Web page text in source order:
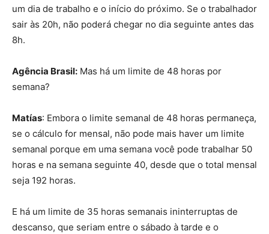
um dia de trabalho e o início do próximo. Se o trabalhador
sair às 20h, não poderá chegar no dia seguinte antes das
8h.
Agência Brasil: Mas há um limite de 48 horas por
semana?
Matías: Embora o limite semanal de 48 horas permaneça,
se o cálculo for mensal, não pode mais haver um limite
semanal porque em uma semana você pode trabalhar 50
horas e na semana seguinte 40, desde que o total mensal
seja 192 horas.
E há um limite de 35 horas semanais ininterruptas de
descanso, que seriam entre o sábado à tarde e o